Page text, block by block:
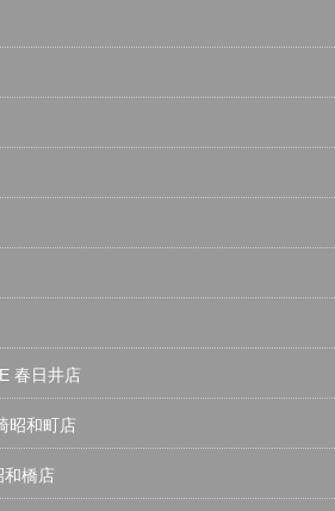
春日井店
昭和町店
和橋店